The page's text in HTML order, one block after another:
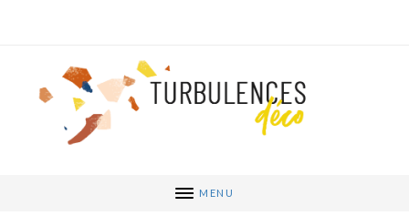
MENU